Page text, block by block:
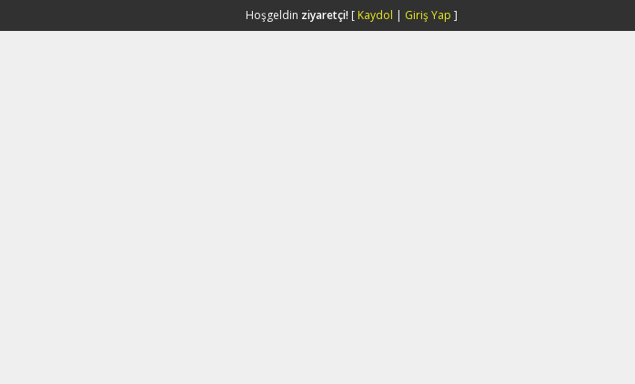
Hoşgeldin ziyaretçi! [ Kaydol | Giriş Yap ]